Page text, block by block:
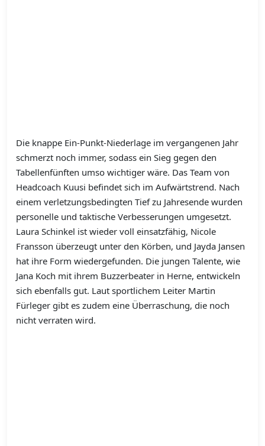
Die knappe Ein-Punkt-Niederlage im vergangenen Jahr
schmerzt noch immer, sodass ein Sieg gegen den
Tabellenfünften umso wichtiger wäre. Das Team von
Headcoach Kuusi befindet sich im Aufwärtstrend. Nach
einem verletzungsbedingten Tief zu Jahresende wurden
personelle und taktische Verbesserungen umgesetzt.
Laura Schinkel ist wieder voll einsatzfähig, Nicole
Fransson überzeugt unter den Körben, und Jayda Jansen
hat ihre Form wiedergefunden. Die jungen Talente, wie
Jana Koch mit ihrem Buzzerbeater in Herne, entwickeln
sich ebenfalls gut. Laut sportlichem Leiter Martin
Fürleger gibt es zudem eine Überraschung, die noch
nicht verraten wird.